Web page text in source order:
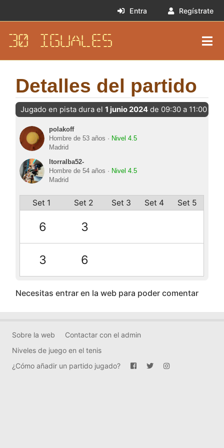
Entra Regístrate
30 IGUALES
Detalles del partido
Jugado en pista dura el 1 junio 2024de 09:30 a 11:00
polakoff
Hombre de 53 años · Nivel 4.5
Madrid
ltorralba52-
Hombre de 54 años · Nivel 4.5
Madrid
Set 1 Set 2 Set 3 Set 4 Set 5
6 3
3 6
Necesitas entrar en la web para poder comentar
Sobre la web
Contactar con el admin
Niveles de juego en el tenis
¿Cómo añadir un partido jugado?